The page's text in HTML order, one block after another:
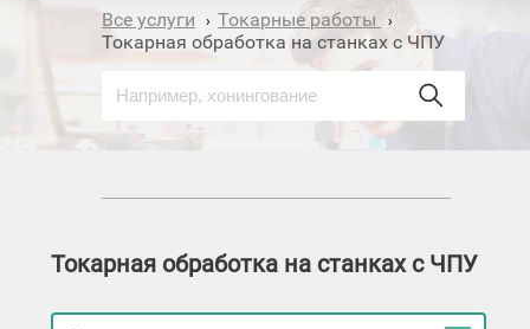
Все услуги › Токарные работы ›
Токарная обработка на станках с ЧПУ
Токарная обработка на станках с ЧПУ